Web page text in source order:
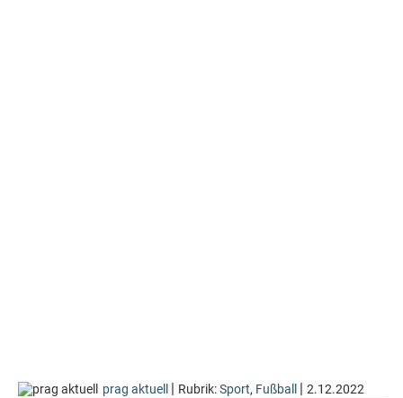
prag aktuell | Rubrik:Sport, Fußball | 2.12.2022